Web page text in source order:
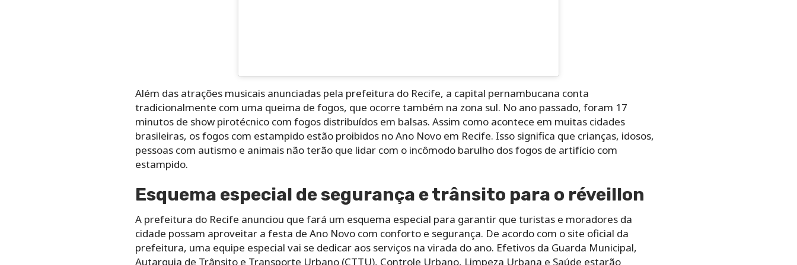
Além das atrações musicais anunciadas pela prefeitura do Recife, a capital pernambucana conta
tradicionalmente com uma queima de fogos, que ocorre também na zona sul. No ano passado, foram 17
minutos de show pirotécnico com fogos distribuídos em balsas. Assim como acontece em muitas cidades
brasileiras, os fogos com estampido estão proibidos no Ano Novo em Recife. Isso significa que crianças, idosos,
pessoas com autismo e animais não terão que lidar com o incômodo barulho dos fogos de artifício com
estampido.
Esquema especial de segurança e trânsito para o réveillon
A prefeitura do Recife anunciou que fará um esquema especial para garantir que turistas e moradores da
cidade possam aproveitar a festa de Ano Novo com conforto e segurança. De acordo com o site oficial da
prefeitura, uma equipe especial vai se dedicar aos serviços na virada do ano. Efetivos da Guarda Municipal,
Autarquia de Trânsito e Transporte Urbano (CTTU), Controle Urbano, Limpeza Urbana e Saúde estarão